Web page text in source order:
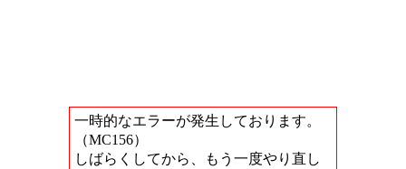
一時的なエラーが発生しております。
（MC156）
しばらくしてから、もう一度やり直し